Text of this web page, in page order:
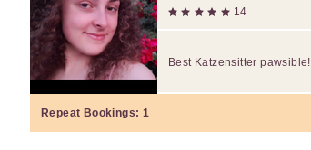
14
Best Katzensitter pawsible!
Repeat Bookings: 1